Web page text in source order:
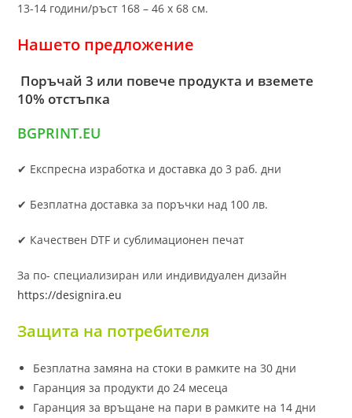
13-14 години/ръст 168 – 46 х 68 см.
Нашето предложение
Поръчай 3 или повече продукта и вземете
10% отстъпка
BGPRINT.EU
✔ Експресна изработка и доставка до 3 раб. дни
✔ Безплатна доставка за поръчки над 100 лв.
✔ Качествен DTF и сублимационен печат
За по- специализиран или индивидуален дизайн
https://designira.eu
Защита на потребителя
Безплатна замяна на стоки в рамките на 30 дни
Гаранция за продукти до 24 месеца
Гаранция за връщане на пари в рамките на 14 дни